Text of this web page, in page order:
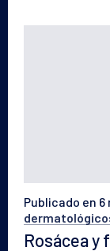
Publicado en 6
Rosácea